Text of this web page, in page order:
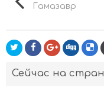
Гамазавр
Сейчас на